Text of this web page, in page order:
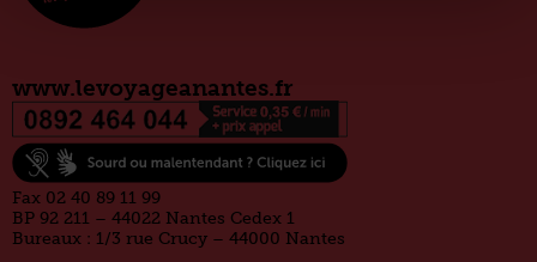
www.levoyageanantes.fr
Fax 02 40 89 11 99
BP 92 211 – 44022 Nantes Cedex 1
Bureaux : 1/3 rue Crucy – 44000 Nantes